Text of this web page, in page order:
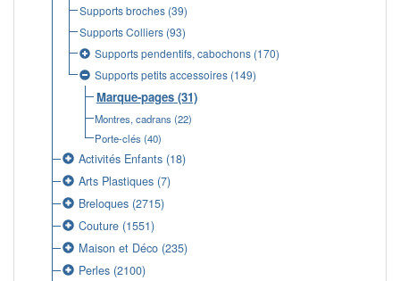
Supports broches(39)
Supports Colliers(93)
Supports pendentifs, cabochons(170)
Supports petits accessoires(149)
Marque-pages(31)
Montres, cadrans(22)
Porte-clés(40)
Activités Enfants (18)
Arts Plastiques (7)
Breloques (2715)
Couture (1551)
Maison et Déco (235)
Perles (2100)